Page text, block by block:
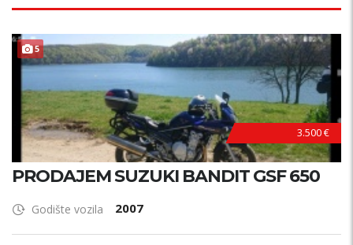
5
3.500 €
PRODAJEM SUZUKI BANDIT GSF 650
Godište vozila 2007